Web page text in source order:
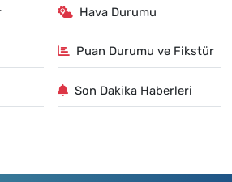
Hava Durumu
Puan Durumu ve Fikstür
Son Dakika Haberleri